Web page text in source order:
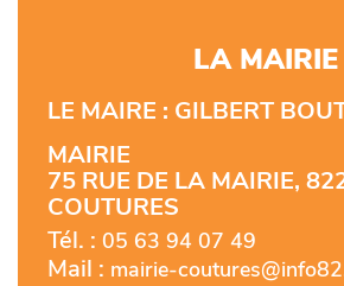
LA MAIRIE
LE MAIRE : GILBERT
MAIRIE
75 RUE DE LA MAIRIE,
COUTURES
Tél. : 05 63 94 07 49
Mail : mairie-